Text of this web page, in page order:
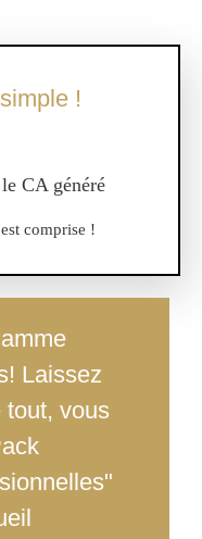
!
CA généré
comprise !
Laissez
tout, vous